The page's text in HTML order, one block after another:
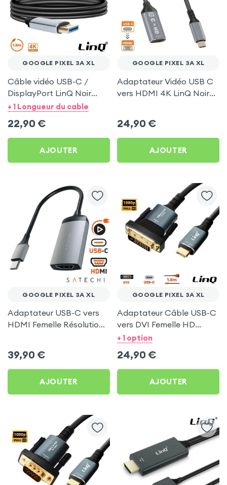
GOOGLE PIXEL 3A XL
Câble vidéo USB-C /
DisplayPort LinQ Noir
1.8m pour Google Pixel 3A
+ 1 Longueur du cable
22,90 €
AJOUTER
GOOGLE PIXEL 3A XL
Adaptateur Vidéo USB C
vers HDMI 4K LinQ Noir
24,90 €
AJOUTER
GOOGLE PIXEL 3A XL
Adaptateur USB-C vers
HDMI Femelle Résolution
39,90 €
AJOUTER
GOOGLE PIXEL 3A XL
Adaptateur Câble USB-C
vers DVI Femelle HD
1080P, 1.8m - LinQ pour
+ 1 option
24,90 €
AJOUTER